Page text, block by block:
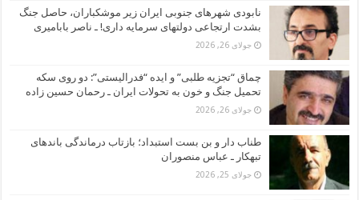
نابودی شهرهای جنوبی ایران زیر موشکباران، حاصل جنگ
بشدت ارتجاعی دولتهای سرمایه داری! ـ ناصر بابامیری
جولای 26, 2026
چماق “تجزیه طلبی” و ایده “فدرالیستی”: دو روی سکه
تحمیل جنگ و خون به تحولات ایران ـ رحمان حسین زاده
جولای 26, 2026
طناب دار و بن بست استبداد؛ بازتاب درماندگی باندهای
تبهکار ـ عباس منصوران
جولای 25, 2026